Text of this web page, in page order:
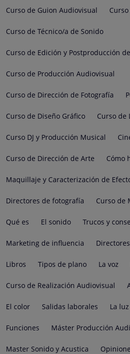
Curso de Guion Audiovisual
Curso de Técnico/a de Sonido
Curso de Edición y Postproducción
Curso de Producción Audiovisual
Curso de Dirección de Fotografía
Curso de Diseño Gráfico Curso de
Curso DJ y Producción Musical
Curso de Dirección de Arte Cómo
Maquillaje y Caracterización de
Directores de fotografía Curso de
Qué es El sonido Trucos y
Marketing de influencia
Libros Tipos de plano La voz
Curso de Realización Audiovisual
El color Salidas laborales La luz
Funciones Máster Producción
Master Sonido y Acustica